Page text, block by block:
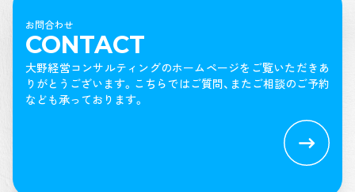
お問合わせ
CONTACT
大野経営コンサルティングのホームページをご覧いただきあ
りがとうございます。 こちらではご質問、またご相談のご予約
なども承っております。